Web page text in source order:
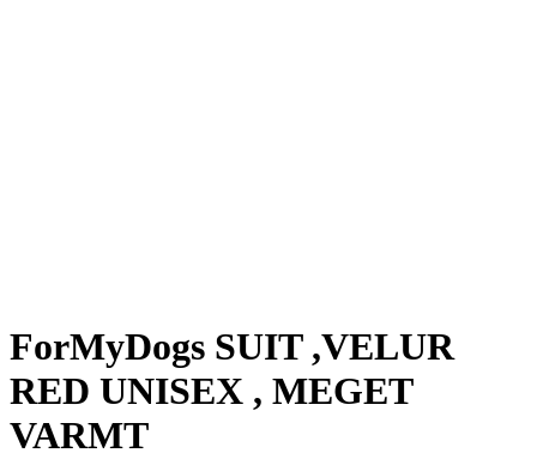
ForMyDogs SUIT ,VELUR
RED UNISEX , MEGET
VARMT